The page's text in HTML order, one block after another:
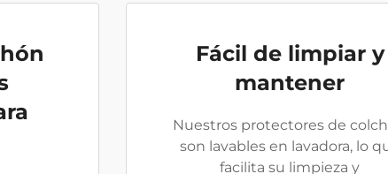
Fácil de limpiar y
mantener
Nuestros protectores de
son lavables en lavadora, lo
facilita su limpieza y